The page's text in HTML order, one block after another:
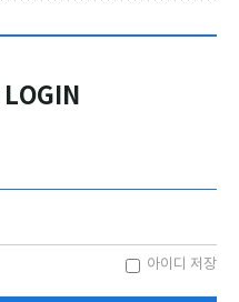
LOGIN
아이디 저장